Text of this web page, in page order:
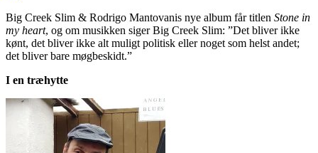
Big Creek Slim & Rodrigo Mantovanis nye album får titlen Stone in
my heart, og om musikken siger Big Creek Slim: ”Det bliver ikke
kønt, det bliver ikke alt muligt politisk eller noget som helst andet;
det bliver bare møgbeskidt.”
I en træhytte